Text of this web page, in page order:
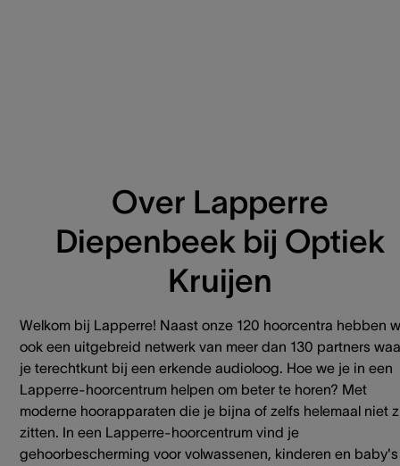
Over Lapperre
Diepenbeek bij Optiek
Kruijen
Welkom bij Lapperre! Naast onze 120 hoorcentra hebben
ook een uitgebreid netwerk van meer dan 130 partners
je terechtkunt bij een erkende audioloog. Hoe we je in een
Lapperre-hoorcentrum helpen om beter te horen? Met
moderne hoorapparaten die je bijna of zelfs helemaal niet
zitten. In een Lapperre-hoorcentrum vind je
gehoorbescherming voor volwassenen, kinderen en baby's